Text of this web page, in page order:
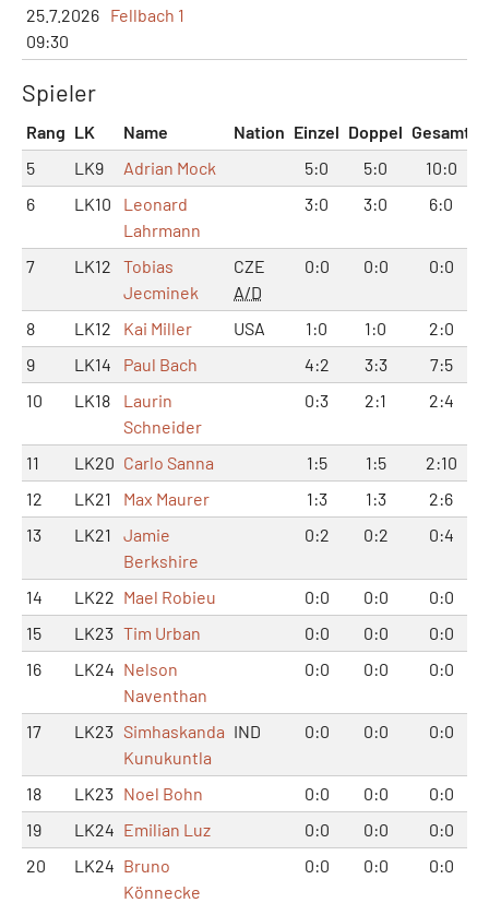
25.7.2026
09:30
Fellbach 1
Spieler
Rang LK Name Nation Einzel Doppel Gesamt
5
LK9 Adrian Mock 5:0 5:0
10:0
6
LK10
Leonard
Lahrmann
3:0 3:0 6:0
7 LK12
Tobias
Jecminek
CZE
A/D
0:0 0:0 0:0
8 LK12 Kai Miller USA 1:0 1:0
2:0
9
LK14 Paul Bach 4:2 3:3
7:5
10
LK18
Laurin
Schneider
0:3 2:1 2:4
11 LK20 Carlo Sanna 1:5 1:5
2:10
12
LK21 Max Maurer 1:3 1:3
2:6
13
LK21
Jamie
Berkshire
0:2 0:2 0:4
14 LK22 Mael Robieu 0:0 0:0
0:0
15
LK23 Tim Urban 0:0 0:0
0:0
16
LK24 Nelson
Naventhan
0:0 0:0 0:0
17 LK23 Simhaskanda
Kunukuntla
IND 0:0 0:0 0:0
18 LK23 Noel Bohn 0:0 0:0
0:0
19
LK24 Emilian Luz 0:0 0:0
0:0
20
LK24 Bruno
Könnecke
0:0 0:0 0:0